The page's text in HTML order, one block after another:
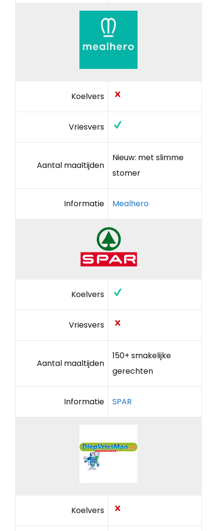
Koelvers
Vriesvers
Aantal maaltijden
Nieuw: met slimme
stomer
Informatie Mealhero
Koelvers
Vriesvers
Aantal maaltijden
150+ smakelijke
gerechten
Informatie SPAR
Koelvers